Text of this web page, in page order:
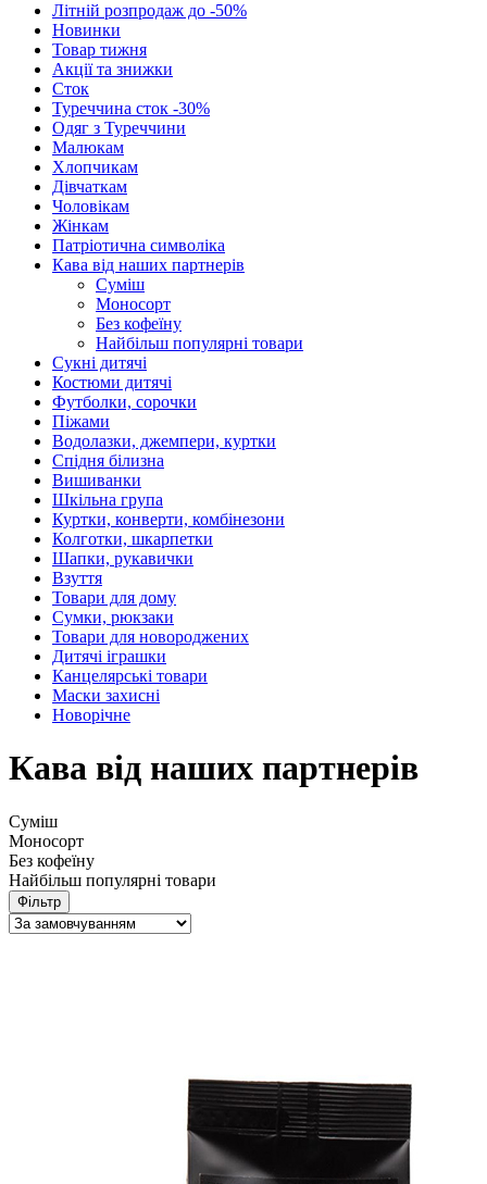
Літній розпродаж до -50%
Новинки
Товар тижня
Акції та знижки
Сток
Туреччина сток -30%
Одяг з Туреччини
Малюкам
Хлопчикам
Дівчаткам
Чоловікам
Жінкам
Патріотична символіка
Кава від наших партнерів
Суміш
Моносорт
Без кофеїну
Найбільш популярні товари
Сукні дитячі
Костюми дитячі
Футболки, сорочки
Піжами
Водолазки, джемпери, куртки
Спідня білизна
Вишиванки
Шкільна група
Куртки, конверти, комбінезони
Колготки, шкарпетки
Шапки, рукавички
Взуття
Товари для дому
Сумки, рюкзаки
Товари для новороджених
Дитячі іграшки
Канцелярські товари
Маски захисні
Новорічне
Кава від наших партнерів
Суміш
Моносорт
Без кофеїну
Найбільш популярні товари
Фільтр